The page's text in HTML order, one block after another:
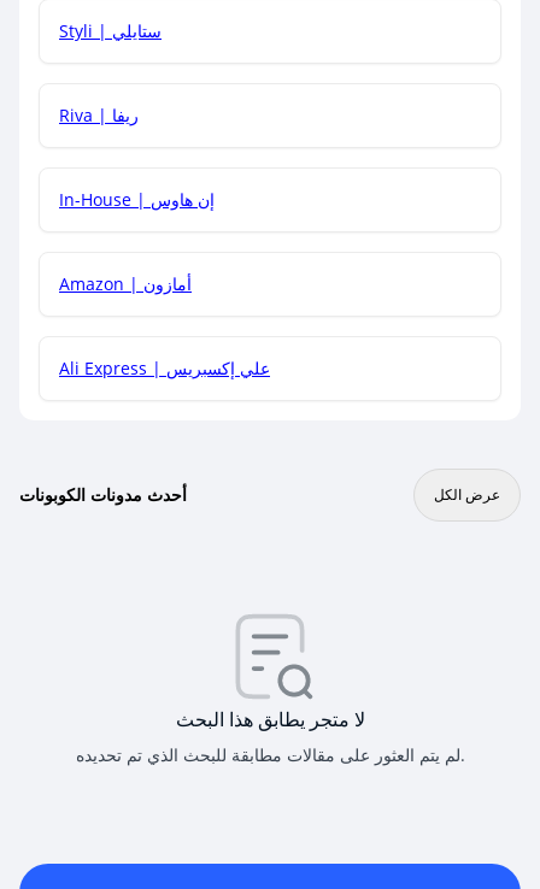
هل يمكنني جمع كود خصم مع العروض الأخرى؟
Styli | ستايلي
Riva | ريفا
In-House | إن هاوس
Amazon | أمازون
Ali Express | علي إكسبريس
أحدث مدونات الكوبونات عرض الكل
لا متجر يطابق هذا البحث
لم يتم العثور على مقالات مطابقة للبحث الذي تم تحديده.